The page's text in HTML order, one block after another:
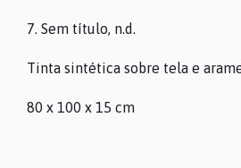
O MUSEU
7. Sem título, n.d.
Tinta sintética sobre tela e
80 x 100 x 15 cm